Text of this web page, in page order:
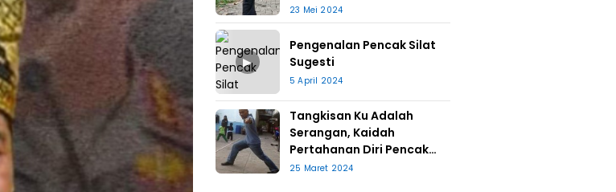
23 Mei 2024
▶
Pengenalan Pencak Silat
Sugesti
5 April 2024
Tangkisan Ku Adalah
Serangan, Kaidah
Pertahanan Diri Pencak
Sugesti
25 Maret 2024